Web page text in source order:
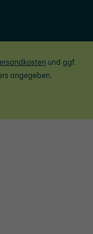
und ggf.
angegeben.